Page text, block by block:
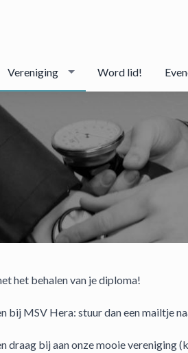
Vereniging Word lid!
het behalen van je diploma!
bij MSV Hera: stuur dan een mailtje
draag bij aan onze mooie vereniging